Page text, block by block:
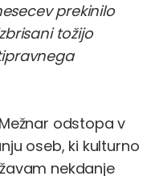
prekinilo
tožijo
odstopa v
oseb, ki kulturno
nekdanje